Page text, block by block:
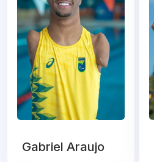
Gabriel Araujo